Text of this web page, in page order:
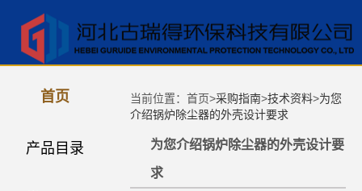
首页
产品目录
当前位置：首页>采购指南>技术资料>为您
介绍锅炉除尘器的外壳设计要求
为您介绍锅炉除尘器的外壳设计要
求